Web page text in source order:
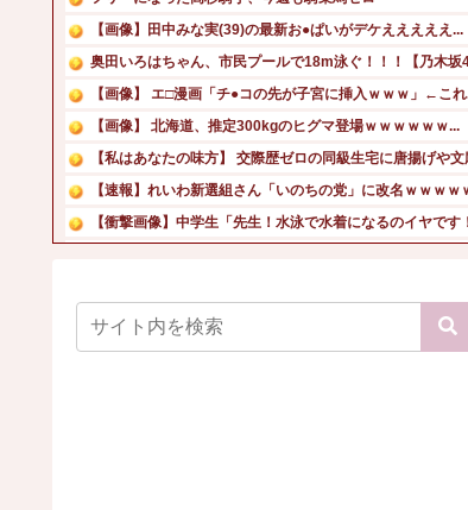
【画像】田中みな実(39)の最新お●ぱいがデケえええええ...
奥田いろはちゃん、市民プールで18m泳ぐ！！！【乃木坂
【画像】 エ□漫画「チ●コの先が子宮に挿入ｗｗｗ」←こ
【画像】 北海道、推定300kgのヒグマ登場ｗｗｗｗｗｗ...
【私はあなたの味方】 交際歴ゼロの同級生宅に唐揚げや文
【速報】れいわ新選組さん「いのちの党」に改名ｗｗｗｗ
【衝撃画像】中学生「先生！水泳で水着になるのイヤです
学校からプールが消え“泳げない子ども”が増えている「ク
【動画】AV女優の乳とケツがとんでもくヤバイｗ